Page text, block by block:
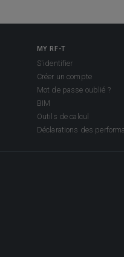
MY RF-T
S'identifier
Créer un compte
Mot de passe oublié ?
BIM
Outils de calcul
Déclarations des